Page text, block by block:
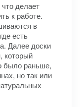
что делает
к работе.
в
есть
Далее доски
который
было раньше,
но так или